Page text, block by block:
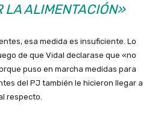
LA ALIMENTACIÓN»
esa medida es insuficiente. Lo
de que Vidal declarase que «no
puso en marcha medidas para
del PJ también le hicieron llegar a
respecto.